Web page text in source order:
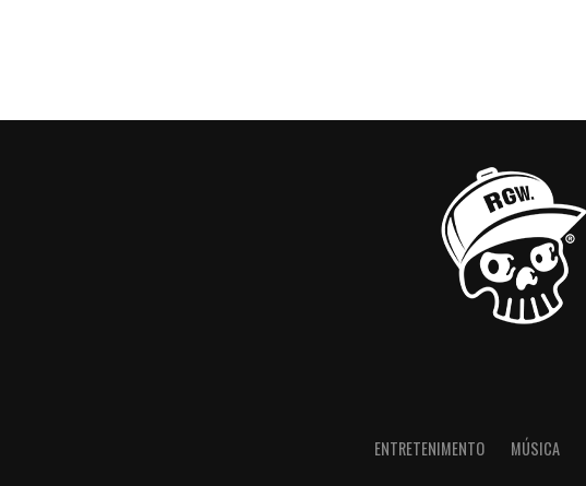
ENTRETENIMENTO MÚSICA